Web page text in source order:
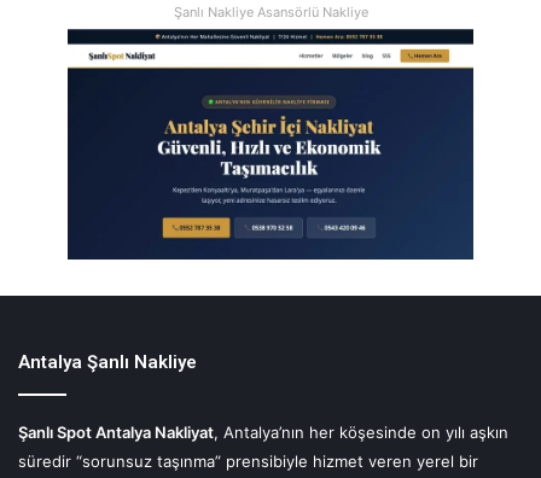
Şanlı Nakliye Asansörlü Nakliye
Antalya Şanlı Nakliye
Şanlı Spot Antalya Nakliyat, Antalya’nın her köşesinde on yılı aşkın
süredir “sorunsuz taşınma” prensibiyle hizmet veren yerel bir